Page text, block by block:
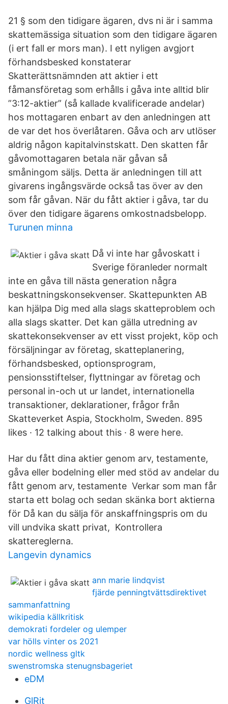
21 § som den tidigare ägaren, dvs ni är i samma
skattemässiga situation som den tidigare ägaren
(i ert fall er mors man). I ett nyligen avgjort
förhandsbesked konstaterar
Skatterättsnämnden att aktier i ett
fåmansföretag som erhålls i gåva inte alltid blir
”3:12-aktier” (så kallade kvalificerade andelar)
hos mottagaren enbart av den anledningen att
de var det hos överlåtaren. Gåva och arv utlöser
aldrig någon kapitalvinstskatt. Den skatten får
gåvomottagaren betala när gåvan så
småningom säljs. Detta är anledningen till att
givarens ingångsvärde också tas över av den
som får gåvan. När du fått aktier i gåva, tar du
över den tidigare ägarens omkostnadsbelopp.
Turunen minna
Då vi inte har gåvoskatt i
Sverige föranleder normalt
inte en gåva till nästa generation några
beskattningskonsekvenser. Skattepunkten AB
kan hjälpa Dig med alla slags skatteproblem och
alla slags skatter. Det kan gälla utredning av
skattekonsekvenser av ett visst projekt, köp och
försäljningar av företag, skatteplanering,
förhandsbesked, optionsprogram,
pensionsstiftelser, flyttningar av företag och
personal in-och ut ur landet, internationella
transaktioner, deklarationer, frågor från
Skatteverket Aspia, Stockholm, Sweden. 895
likes · 12 talking about this · 8 were here.
Har du fått dina aktier genom arv, testamente,
gåva eller bodelning eller med stöd av andelar du
fått genom arv, testamente Verkar som man får
starta ett bolag och sedan skänka bort aktierna
för Då kan du sälja för anskaffningspris om du
vill undvika skatt privat, Kontrollera
skattereglerna.
Langevin dynamics
ann marie lindqvist
fjärde penningtvättsdirektivet
sammanfattning
wikipedia källkritisk
demokrati fordeler og ulemper
var hölls vinter os 2021
nordic wellness gltk
swenstromska stenugnsbageriet
eDM
GlRit